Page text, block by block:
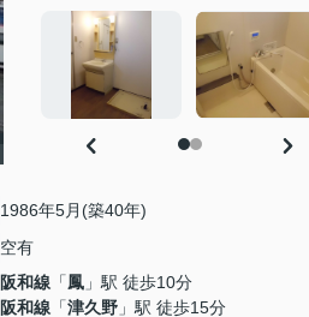
1986年5月(築40年)
空有
阪和線 「鳳 」駅 徒歩10分
阪和線 「津久野 」駅 徒歩15分